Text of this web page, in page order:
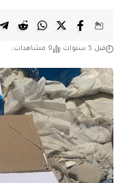
قبل 5 سنوات 9 مشاهدات